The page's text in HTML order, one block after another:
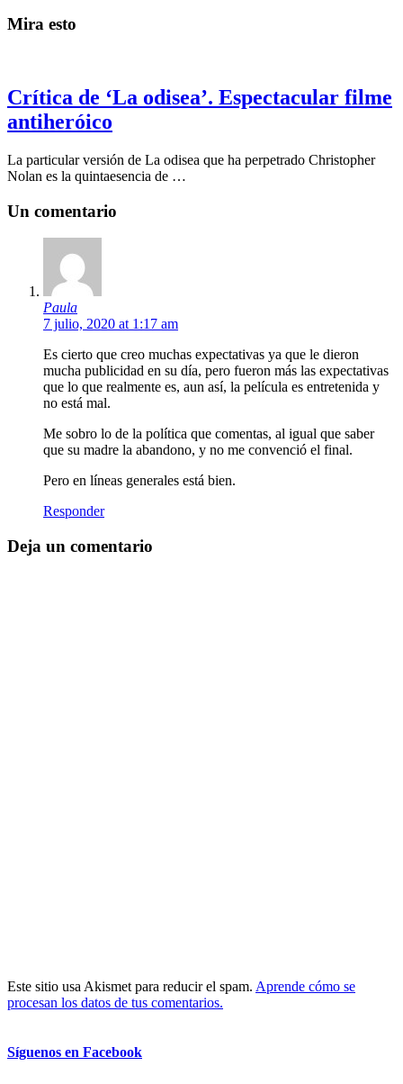
Mira esto
Crítica de ‘La odisea’. Espectacular filme
antiheróico
La particular versión de La odisea que ha perpetrado Christopher
Nolan es la quintaesencia de …
Un comentario
Paula
7 julio, 2020 at 1:17 am
Es cierto que creo muchas expectativas ya que le dieron
mucha publicidad en su día, pero fueron más las expectativas
que lo que realmente es, aun así, la película es entretenida y
no está mal.
Me sobro lo de la política que comentas, al igual que saber
que su madre la abandono, y no me convenció el final.
Pero en líneas generales está bien.
Responder
Deja un comentario
Este sitio usa Akismet para reducir el spam. Aprende cómo se
procesan los datos de tus comentarios.
Síguenos en Facebook